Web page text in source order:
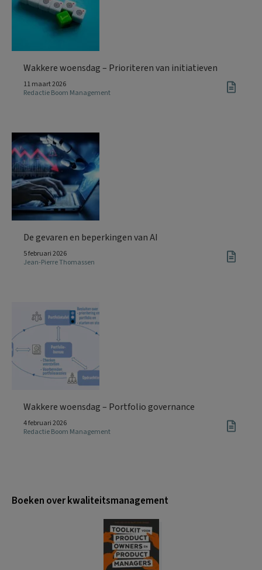
Wakkere woensdag – Prioriteren van initiatieven
11 maart 2026
Redactie Boom Management
De gevaren en beperkingen van AI
5 februari 2026
Jean-Pierre Thomassen
Wakkere woensdag – Portfolio governance
4 februari 2026
Redactie Boom Management
Boeken over kwaliteitsmanagement